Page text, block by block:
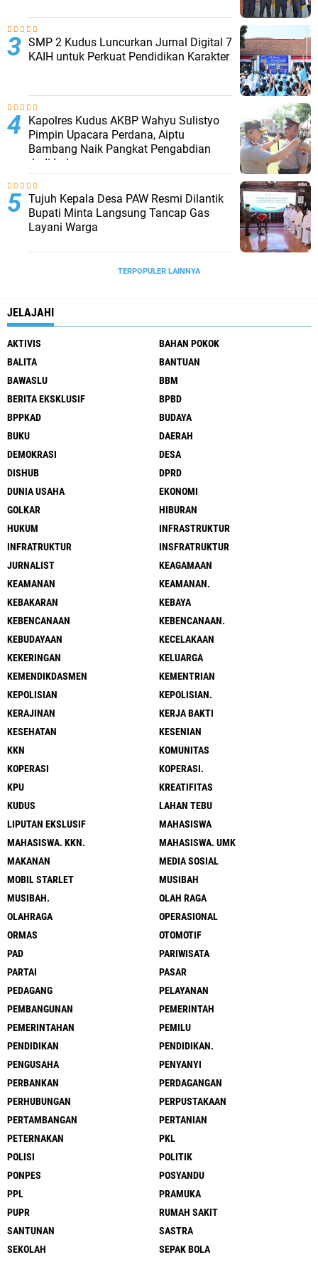
SMP 2 Kudus Luncurkan Jurnal Digital 7
KAIH untuk Perkuat Pendidikan Karakter
Kapolres Kudus AKBP Wahyu Sulistyo
Pimpin Upacara Perdana, Aiptu
Bambang Naik Pangkat Pengabdian
Jadi Ipda
Tujuh Kepala Desa PAW Resmi Dilantik
Bupati Minta Langsung Tancap Gas
Layani Warga
TERPOPULER LAINNYA
JELAJAHI
AKTIVIS
BAHAN POKOK
BALITA
BANTUAN
BAWASLU
BBM
BERITA EKSKLUSIF
BPBD
BPPKAD
BUDAYA
BUKU
DAERAH
DEMOKRASI
DESA
DISHUB
DPRD
DUNIA USAHA
EKONOMI
GOLKAR
HIBURAN
HUKUM
INFRASTRUKTUR
INFRATRUKTUR
INSFRATRUKTUR
JURNALIST
KEAGAMAAN
KEAMANAN
KEAMANAN.
KEBAKARAN
KEBAYA
KEBENCANAAN
KEBENCANAAN.
KEBUDAYAAN
KECELAKAAN
KEKERINGAN
KELUARGA
KEMENDIKDASMEN
KEMENTRIAN
KEPOLISIAN
KEPOLISIAN.
KERAJINAN
KERJA BAKTI
KESEHATAN
KESENIAN
KKN
KOMUNITAS
KOPERASI
KOPERASI.
KPU
KREATIFITAS
KUDUS
LAHAN TEBU
LIPUTAN EKSLUSIF
MAHASISWA
MAHASISWA. KKN.
MAHASISWA. UMK
MAKANAN
MEDIA SOSIAL
MOBIL STARLET
MUSIBAH
MUSIBAH.
OLAH RAGA
OLAHRAGA
OPERASIONAL
ORMAS
OTOMOTIF
PAD
PARIWISATA
PARTAI
PASAR
PEDAGANG
PELAYANAN
PEMBANGUNAN
PEMERINTAH
PEMERINTAHAN
PEMILU
PENDIDIKAN
PENDIDIKAN.
PENGUSAHA
PENYANYI
PERBANKAN
PERDAGANGAN
PERHUBUNGAN
PERPUSTAKAAN
PERTAMBANGAN
PERTANIAN
PETERNAKAN
PKL
POLISI
POLITIK
PONPES
POSYANDU
PPL
PRAMUKA
PUPR
RUMAH SAKIT
SANTUNAN
SASTRA
SEKOLAH
SEPAK BOLA